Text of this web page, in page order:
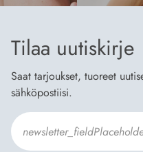
Tilaa uutiskirje
Saat tarjoukset, tuoreet
sähköpostiisi.